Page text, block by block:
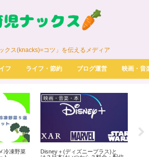
クス(knacks)=コツ」を伝えるメディア
フ ライフ・節約 ブログ運営 映画・音
冷凍野菜
映画・音楽・本
Disney＋(ディズニープラス)と